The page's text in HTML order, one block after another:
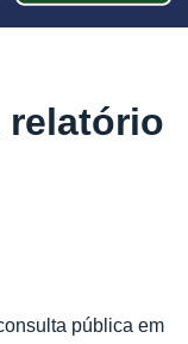
relatório
pública em